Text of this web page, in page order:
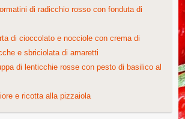
di radicchio rosso con fonduta di
di cioccolato e nocciole con crema di
e sbriciolata di amaretti
di lenticchie rosse con pesto di basilico al
e ricotta alla pizzaiola